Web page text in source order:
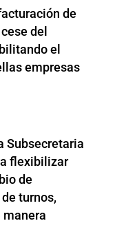
de
del
el
empresas
Subsecretaria
flexibilizar
de
turnos,
manera